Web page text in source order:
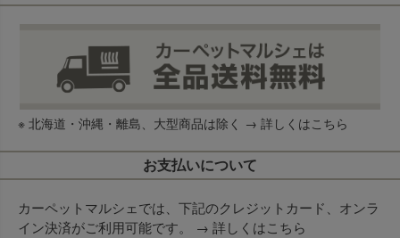
※ 北海道・沖縄・離島、大型商品は除く → 詳しくはこちら
お支払いについて
カーペットマルシェでは、下記のクレジットカード、オンラ
イン決済がご利用可能です。 → 詳しくはこちら